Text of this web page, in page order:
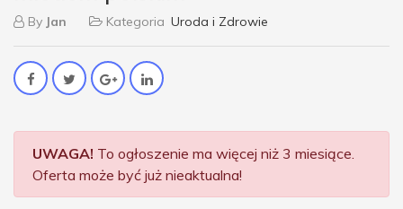
By Jan Kategoria Uroda i Zdrowie
UWAGA! To ogłoszenie ma więcej niż 3 miesiące.
Oferta może być już nieaktualna!